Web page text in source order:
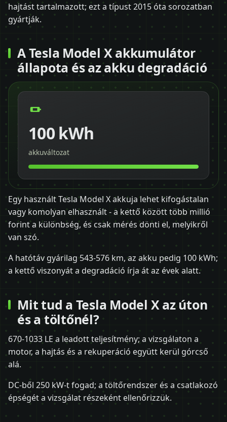
hajtást tartalmazott; ezt a típust 2015 óta sorozatban
gyártják.
A Tesla Model X akkumulátor
állapota és az akku degradáció
100 kWh
akkuváltozat
Egy használt Tesla Model X akkuja lehet kifogástalan
vagy komolyan elhasznált - a kettő között több millió
forint a különbség, és csak mérés dönti el, melyikről
van szó.
A hatótáv gyárilag 543-576 km, az akku pedig 100 kWh;
a kettő viszonyát a degradáció írja át az évek alatt.
Mit tud a Tesla Model X az úton
és a töltőnél?
670-1033 LE a leadott teljesítmény; a vizsgálaton a
motor, a hajtás és a rekuperáció együtt kerül górcső
alá.
DC-ből 250 kW-t fogad; a töltőrendszer és a csatlakozó
épségét a vizsgálat részeként ellenőrizzük.